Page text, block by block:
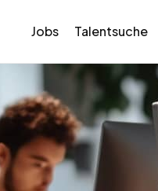
Jobs Talentsuche